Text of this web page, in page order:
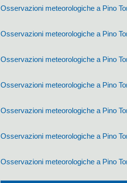
Osservazioni meteorologiche a Pino
Osservazioni meteorologiche a Pino
Osservazioni meteorologiche a Pino
Osservazioni meteorologiche a Pino
Osservazioni meteorologiche a Pino
Osservazioni meteorologiche a Pino
Osservazioni meteorologiche a Pino